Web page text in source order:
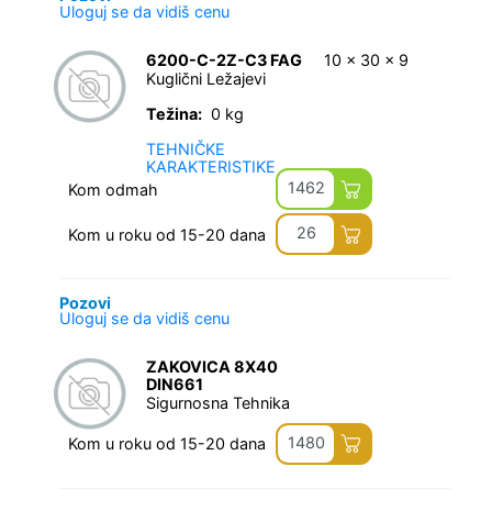
Uloguj se da vidiš cenu
6200-C-2Z-C3 FAG
Kuglični Ležajevi
Težina: 0 kg
TEHNIČKE
KARAKTERISTIKE
10 x 30 x 9
Kom odmah 1462
Kom u roku od 15-20 dana 26
Pozovi
Uloguj se da vidiš cenu
ZAKOVICA 8X40
DIN661
Sigurnosna Tehnika
Kom u roku od 15-20 dana 1480